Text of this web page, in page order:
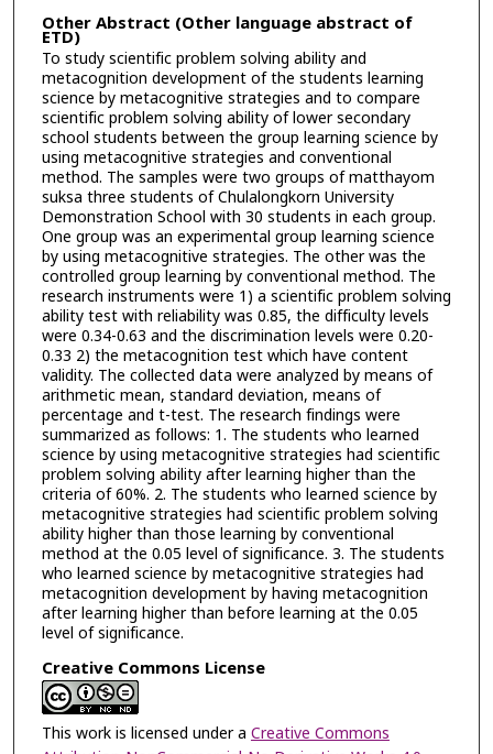
Other Abstract (Other language abstract of
ETD)
To study scientific problem solving ability and
metacognition development of the students learning
science by metacognitive strategies and to compare
scientific problem solving ability of lower secondary
school students between the group learning science by
using metacognitive strategies and conventional
method. The samples were two groups of matthayom
suksa three students of Chulalongkorn University
Demonstration School with 30 students in each group.
One group was an experimental group learning science
by using metacognitive strategies. The other was the
controlled group learning by conventional method. The
research instruments were 1) a scientific problem solving
ability test with reliability was 0.85, the difficulty levels
were 0.34-0.63 and the discrimination levels were 0.20-
0.33 2) the metacognition test which have content
validity. The collected data were analyzed by means of
arithmetic mean, standard deviation, means of
percentage and t-test. The research findings were
summarized as follows: 1. The students who learned
science by using metacognitive strategies had scientific
problem solving ability after learning higher than the
criteria of 60%. 2. The students who learned science by
metacognitive strategies had scientific problem solving
ability higher than those learning by conventional
method at the 0.05 level of significance. 3. The students
who learned science by metacognitive strategies had
metacognition development by having metacognition
after learning higher than before learning at the 0.05
level of significance.
Creative Commons License
This work is licensed under a Creative Commons